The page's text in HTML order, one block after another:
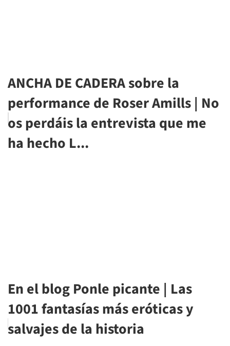
ANCHA DE CADERA sobre la
performance de Roser Amills | No
os perdáis la entrevista que me
ha hecho L...
En el blog Ponle picante | Las
1001 fantasías más eróticas y
salvajes de la historia